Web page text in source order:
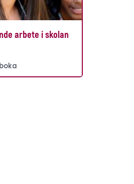
arbete i skolan